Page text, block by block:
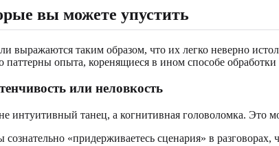
вы можете упустить
выражаются таким образом, что их легко неверно
опыта, коренящиеся в ином способе обработки
или неловкость
танец, а когнитивная головоломка. Это
«придерживаетесь сценария» в